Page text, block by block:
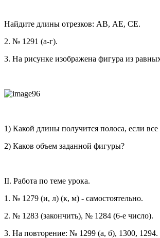
Найдите длины отрезков: АВ, АЕ, СЕ.
2. № 1291 (a-г).
3. На рисунке изображена фигура из
1) Какой длины получится полоса, если
2) Каков объем заданной фигуры?
II. Работа по теме урока.
1. № 1279 (и, л) (к, м) - самостоятельно.
2. № 1283 (закончить), № 1284 (6-е число).
3. На повторение: № 1299 (а, б), 1300, 1294.